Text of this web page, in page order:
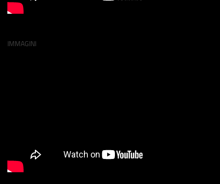
IMMAGINI